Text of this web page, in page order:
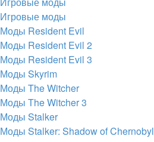
Игровые моды
Моды Resident Evil
Моды Resident Evil 2
Моды Resident Evil 3
Моды Skyrim
Моды The Witcher
Моды The Witcher 3
Моды Stalker
Моды Stalker: Shadow of Chernobyl